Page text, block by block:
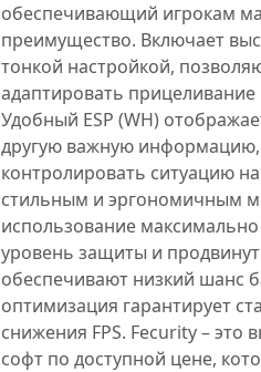
обеспечивающий игрокам
преимущество. Включает
тонкой настройкой,
адаптировать
Удобный ESP (WH)
другую важную
контролировать ситуацию
стильным и эргономичным
использование
уровень защиты и
обеспечивают низкий шанс
оптимизация гарантирует
снижения FPS. Fecurity – это
софт по доступной цене,